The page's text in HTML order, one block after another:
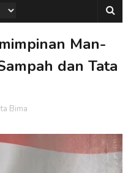
Man-
dan Tata
Bima